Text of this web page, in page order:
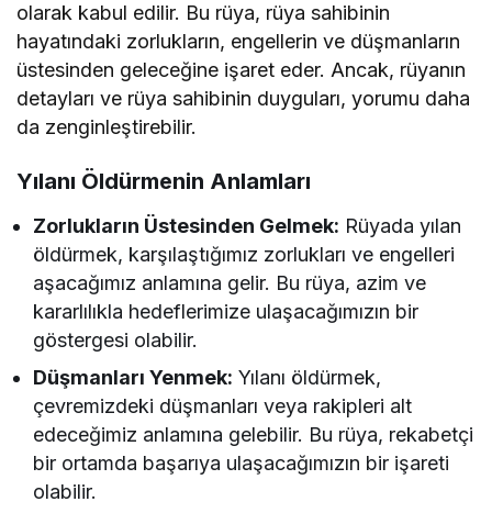
olarak kabul edilir. Bu rüya, rüya sahibinin
hayatındaki zorlukların, engellerin ve düşmanların
üstesinden geleceğine işaret eder. Ancak, rüyanın
detayları ve rüya sahibinin duyguları, yorumu daha
da zenginleştirebilir.
Yılanı Öldürmenin Anlamları
Zorlukların Üstesinden Gelmek: Rüyada yılan
öldürmek, karşılaştığımız zorlukları ve engelleri
aşacağımız anlamına gelir. Bu rüya, azim ve
kararlılıkla hedeflerimize ulaşacağımızın bir
göstergesi olabilir.
Düşmanları Yenmek: Yılanı öldürmek,
çevremizdeki düşmanları veya rakipleri alt
edeceğimiz anlamına gelebilir. Bu rüya, rekabetçi
bir ortamda başarıya ulaşacağımızın bir işareti
olabilir.